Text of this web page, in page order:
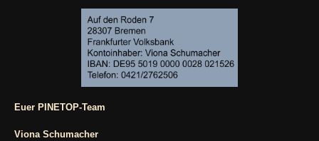
Euer PINETOP-Team
Viona Schumacher